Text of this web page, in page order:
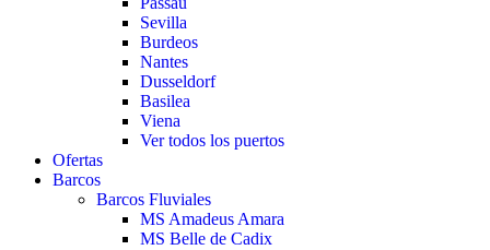
Sevilla
Burdeos
Nantes
Dusseldorf
Basilea
Viena
Ver todos los puertos
Ofertas
Barcos
Barcos Fluviales
MS Amadeus Amara
MS Belle de Cadix